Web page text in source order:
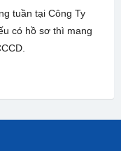
tuần tại Công Ty
có hồ sơ thì mang